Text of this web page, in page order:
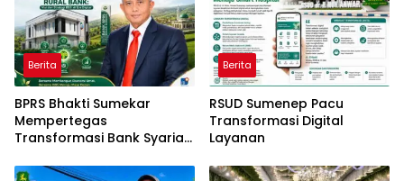
Berita
BPRS Bhakti Sumekar
Mempertegas
Transformasi Bank Syariah
Berita
RSUD Sumenep Pacu
Transformasi Digital
Layanan